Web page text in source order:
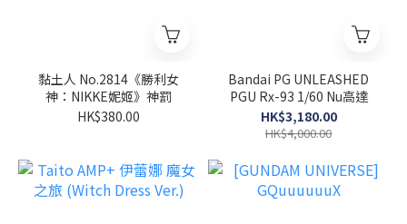
黏土人 No.2814《勝利女
神：NIKKE妮姬》神罰
HK$380.00
Bandai PG UNLEASHED
PGU Rx-93 1/60 Nu高達
HK$3,180.00
HK$4,000.00